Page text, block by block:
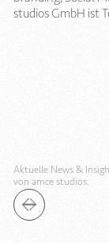
studios GmbH ist
Aktuelle News &
von amce studios.